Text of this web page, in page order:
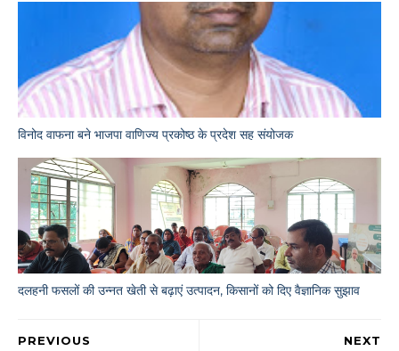
विनोद वाफना बने भाजपा वाणिज्य प्रकोष्ठ के प्रदेश सह संयोजक
दलहनी फसलों की उन्नत खेती से बढ़ाएं उत्पादन, किसानों को दिए वैज्ञानिक सुझाव
NEXT
PREVIOUS